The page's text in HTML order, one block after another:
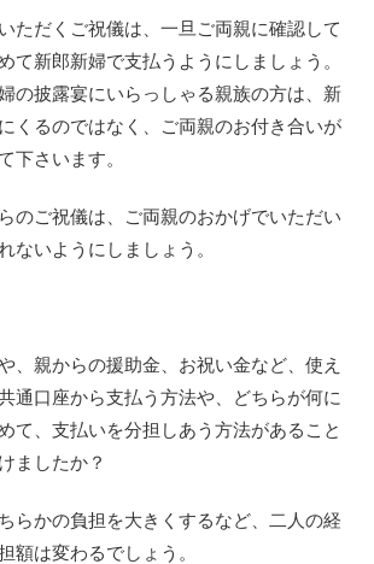
ただくご祝儀は、一旦ご両親に確認して
て新郎新婦で支払うようにしましょう。
の披露宴にいらっしゃる親族の方は、新
くるのではなく、ご両親のお付き合いが
下さいます。
のご祝儀は、ご両親のおかげでいただい
ないようにしましょう。
、親からの援助金、お祝い金など、使え
通口座から支払う方法や、どちらが何に
て、支払いを分担しあう方法があること
ましたか？
らかの負担を大きくするなど、二人の経
額は変わるでしょう。